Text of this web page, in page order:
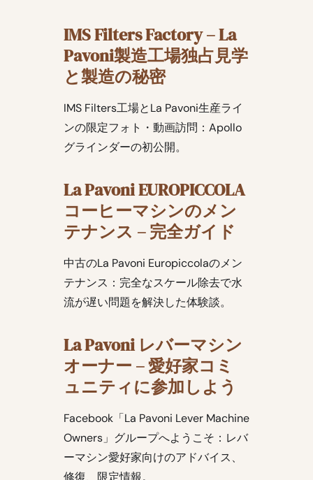
IMS Filters Factory – La
Pavoni製造工場独占見学
と製造の秘密
IMS Filters工場とLa Pavoni生産ライ
ンの限定フォト・動画訪問：Apollo
グラインダーの初公開。
La Pavoni EUROPICCOLA
コーヒーマシンのメン
テナンス – 完全ガイド
中古のLa Pavoni Europiccolaのメン
テナンス：完全なスケール除去で水
流が遅い問題を解決した体験談。
La Pavoni レバーマシン
オーナー – 愛好家コミ
ュニティに参加しよう
Facebook「La Pavoni Lever Machine
Owners」グループへようこそ：レバ
ーマシン愛好家向けのアドバイス、
修復、限定情報。